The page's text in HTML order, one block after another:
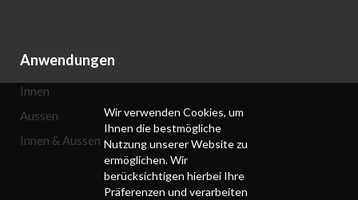
Anwendungen
Innen
Aussen
Innen & Aussen
Wir verwenden Cookies, um
Ihnen die bestmögliche
Nutzung unserer Website zu
ermöglichen. Wir
berücksichtigen hierbei Ihre
Präferenzen und verarbeiten